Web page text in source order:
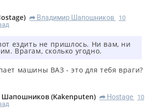
) R Владимир Шапошников
10
ездить не пришлось. Ни вам, ни
Врагам, сколько угодно.
машины ВАЗ - это для тебя враги?
Шапошников (Kakenputen) R Hostage
10